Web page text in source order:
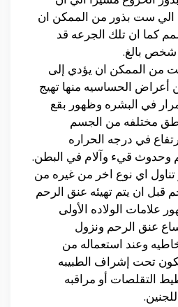
ست بذور من الممكن ان
كما ان تلك الجرعه قد
شخص بالغ.
من الممكن ان يؤدي إلى
الحساسيه منها تهيج
في البشره وظهور بقع
مختلفه من الجسم
في درجه الحراره
وحدوث قيء وآلام في البطن.
تناول اي نوع اخر من غيره من
ان يتم تهيئه عنق الرحم
علامات الولاده الأولى
عنق الرحم ونزول
وعند استعماله من
تحت إشراف الطبيبه
التقلصات أو مراقبه